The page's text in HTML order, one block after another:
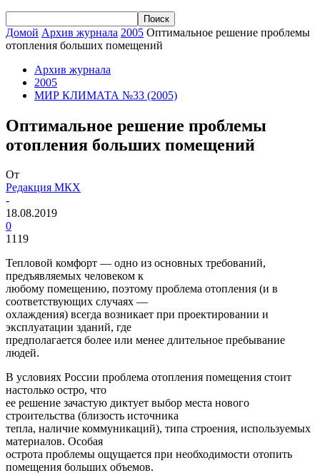
Домой Архив журнала 2005 Оптимальное решение проблемы
отопления больших помещений
Архив журнала
2005
МИР КЛИМАТА №33 (2005)
Оптимальное решение проблемы
отопления больших помещений
От
Редакция МКХ
-
18.08.2019
0
1119
Тепловой комфорт — одно из основных требований,
предъявляемых человеком к
любому помещению, поэтому проблема отопления (и в
соответствующих случаях —
охлаждения) всегда возникает при проектировании и
эксплуатации зданий, где
предполагается более или менее длительное пребывание
людей.
В условиях России проблема отопления помещения стоит
настолько остро, что
ее решение зачастую диктует выбор места нового
строительства (близость источника
тепла, наличие коммуникаций), типа строения, используемых
материалов. Особая
острота проблемы ощущается при необходимости отопить
помещения больших объемов.